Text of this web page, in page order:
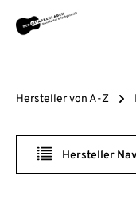
Zum Hauptinhalt
Hersteller von A-Z
Hersteller